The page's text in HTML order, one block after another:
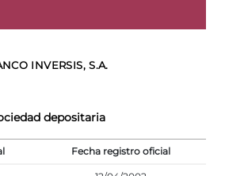
INVERSIS, S.A.
depositaria
Fecha registro oficial